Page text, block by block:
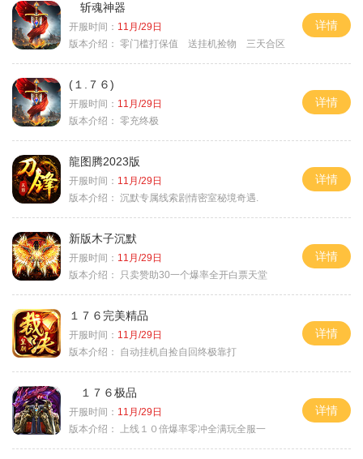
斩魂神器
开服时间： 11月/29日
版本介绍： 零门槛打保值 送挂机捡物 三天合区
详情
(１.７６)
开服时间： 11月/29日
版本介绍： 零充终极
详情
龍图腾2023版
开服时间： 11月/29日
版本介绍： 沉默专属线索剧情密室秘境奇遇.
详情
新版木子沉默
开服时间： 11月/29日
版本介绍：
只卖赞助30一个爆率全开白票天堂
详情
１７６完美精品
开服时间： 11月/29日
版本介绍：
自动挂机自捡自回终极靠打
详情
１７６极品
开服时间： 11月/29日
版本介绍：
上线１０倍爆率零冲全满玩全服一
详情